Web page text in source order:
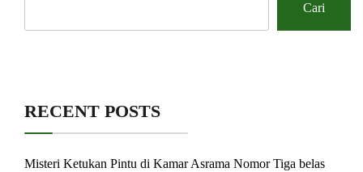
Cari
RECENT POSTS
Misteri Ketukan Pintu di Kamar Asrama Nomor Tiga belas